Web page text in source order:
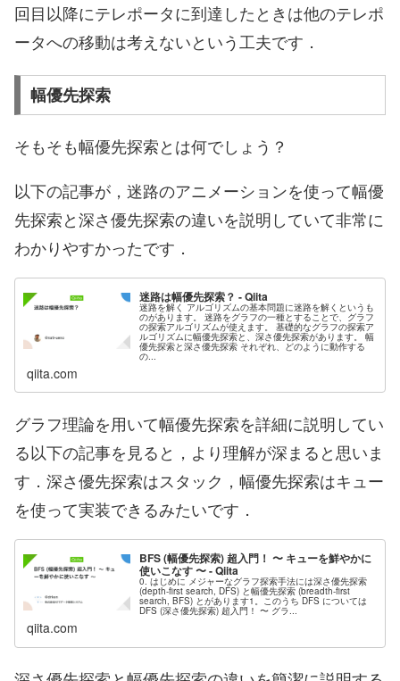
回目以降にテレポータに到達したときは他のテレポ
ータへの移動は考えないという工夫です．
幅優先探索
そもそも幅優先探索とは何でしょう？
以下の記事が，迷路のアニメーションを使って幅優
先探索と深さ優先探索の違いを説明していて非常に
わかりやすかったです．
迷路は幅優先探索？ - Qiita
迷路を解く アルゴリズムの基本問題に迷路を解くというも
のがあります。 迷路をグラフの一種とすることで、グラフ
の探索アルゴリズムが使えます。 基礎的なグラフの探索ア
ルゴリズムに幅優先探索と、深さ優先探索があります。 幅
優先探索と深さ優先探索 それぞれ、どのように動作する
の...
qiita.com
グラフ理論を用いて幅優先探索を詳細に説明してい
る以下の記事を見ると，より理解が深まると思いま
す．深さ優先探索はスタック，幅優先探索はキュー
を使って実装できるみたいです．
BFS (幅優先探索) 超入門！ 〜 キューを鮮やかに
使いこなす 〜 - Qiita
0. はじめに メジャーなグラフ探索手法には深さ優先探索
(depth-first search, DFS) と幅優先探索 (breadth-first
search, BFS) とがあります1。このうち DFS については
DFS (深さ優先探索) 超入門！ 〜 グラ...
qiita.com